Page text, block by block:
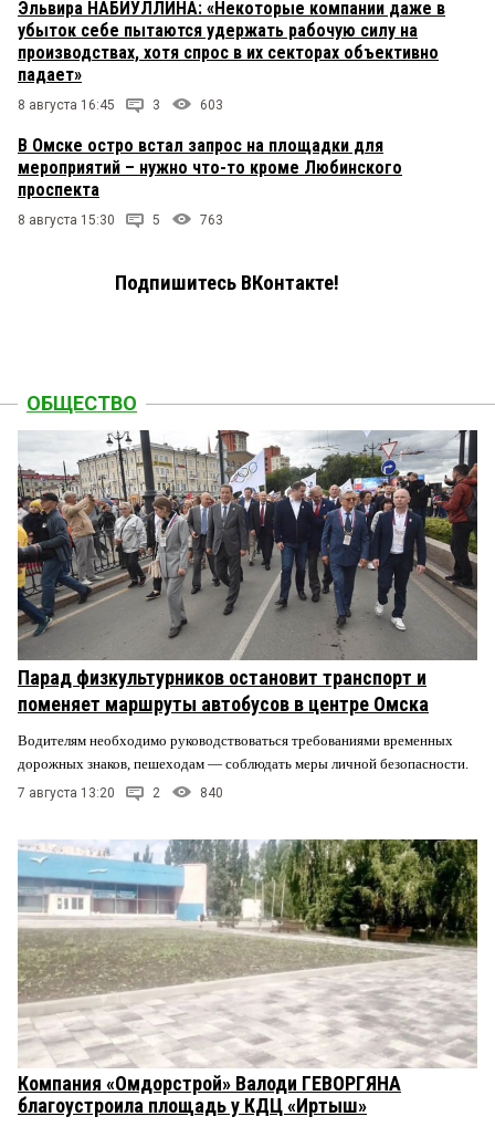
Эльвира НАБИУЛЛИНА: «Некоторые компании даже в
убыток себе пытаются удержать рабочую силу на
производствах, хотя спрос в их секторах объективно
падает»
8 августа 16:45 3 603
В Омске остро встал запрос на площадки для
мероприятий – нужно что-то кроме Любинского
проспекта
8 августа 15:30 5 763
Подпишитесь ВКонтакте!
ОБЩЕСТВО
Парад физкультурников остановит транспорт и
поменяет маршруты автобусов в центре Омска
Водителям необходимо руководствоваться требованиями временных
дорожных знаков, пешеходам — соблюдать меры личной безопасности.
7 августа 13:20 2 840
Компания «Омдорстрой» Валоди ГЕВОРГЯНА
благоустроила площадь у КДЦ «Иртыш»